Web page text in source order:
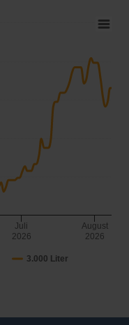
3.000 Liter
Juli
2026
August
2026